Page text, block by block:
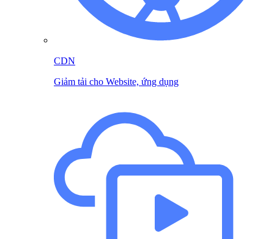
CDN
Giảm tải cho Website, ứng dụng